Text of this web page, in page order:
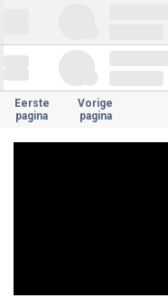
Eerste
pagina
Vorige
pagina